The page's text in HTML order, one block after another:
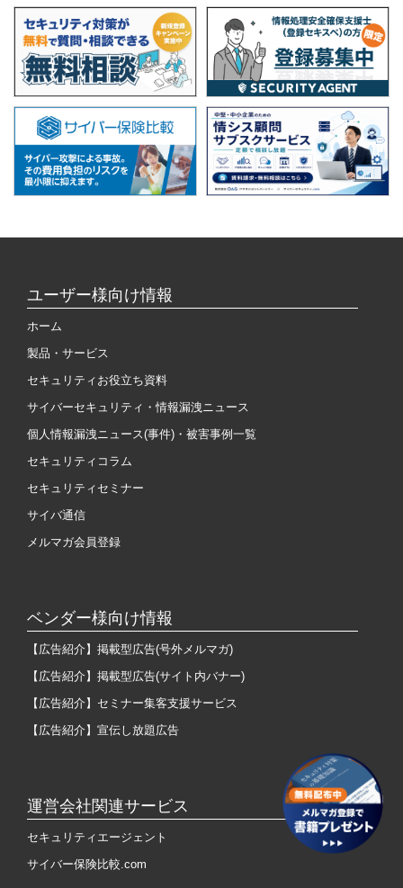
ユーザー様向け情報
ホーム
製品・サービス
セキュリティお役立ち資料
サイバーセキュリティ・情報漏洩ニュース
個人情報漏洩ニュース(事件)・被害事例一覧
セキュリティコラム
セキュリティセミナー
サイバ通信
メルマガ会員登録
ベンダー様向け情報
【広告紹介】掲載型広告(号外メルマガ)
【広告紹介】掲載型広告(サイト内バナー)
【広告紹介】セミナー集客支援サービス
【広告紹介】宣伝し放題広告
運営会社関連サービス
セキュリティエージェント
サイバー保険比較.com